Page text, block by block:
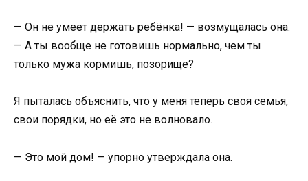
— Он не умеет держать ребёнка! — возмущалась она.
— А ты вообще не готовишь нормально, чем ты
только мужа кормишь, позорище?
Я пыталась объяснить, что у меня теперь своя семья,
свои порядки, но её это не волновало.
— Это мой дом! — упорно утверждала она.